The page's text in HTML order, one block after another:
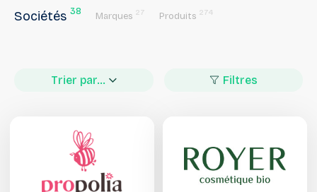
Sociétés 38 Marques 27 Produits 274
Trier par... Filtres